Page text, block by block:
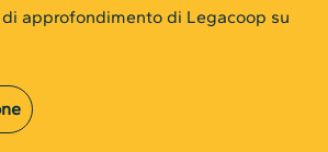
approfondimento di Legacoop su